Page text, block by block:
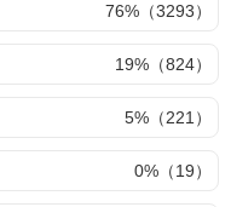
76%（3293）
19%（824）
5%（221）
0%（19）